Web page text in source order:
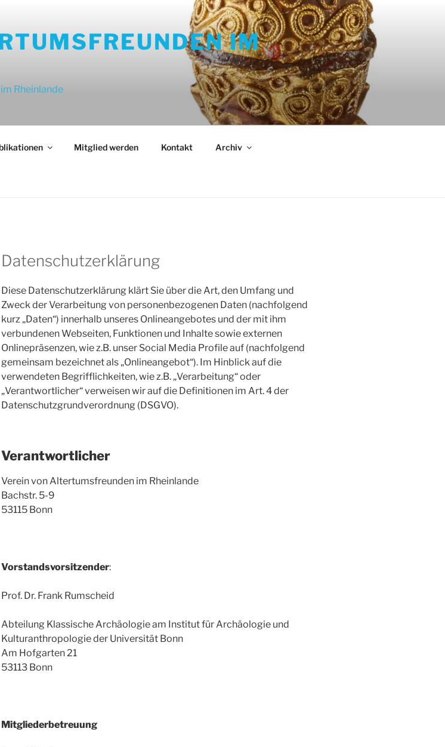
IM
Rheinlande
Mitglied werden Kontakt Archiv
Datenschutzerklärung
Diese Datenschutzerklärung klärt Sie über die Art, den Umfang und
Zweck der Verarbeitung von personenbezogenen Daten (nachfolgend
kurz „Daten“) innerhalb unseres Onlineangebotes und der mit ihm
verbundenen Webseiten, Funktionen und Inhalte sowie externen
Onlinepräsenzen, wie z.B. unser Social Media Profile auf (nachfolgend
gemeinsam bezeichnet als „Onlineangebot“). Im Hinblick auf die
verwendeten Begrifflichkeiten, wie z.B. „Verarbeitung“ oder
„Verantwortlicher“ verweisen wir auf die Definitionen im Art. 4 der
Datenschutzgrundverordnung (DSGVO).
Verantwortlicher
Verein von Altertumsfreunden im Rheinlande
Bachstr. 5-9
53115 Bonn
Vorstandsvorsitzender:
Prof. Dr. Frank Rumscheid
Abteilung Klassische Archäologie am Institut für Archäologie und
Kulturanthropologie der Universität Bonn
Am Hofgarten 21
53113 Bonn
Mitgliederbetreuung